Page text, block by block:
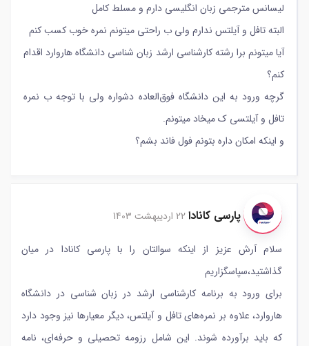
لیسانس مترجمی زبان انگلیسی دارم و مسلط کامل
البته تافل و آیلتس ندارم ولی ب راحتی میتونم نمره خوب کسب کنم
آیا میتونم برا رشته کارشناسی ارشد زبان شناسی دانشگاه هاروارد اقدام
کنم؟
گرچه ورود به این دانشگاه فوق‌العاده دشواره ولی با توجه ب نمره
تافل و آیلتسی ک میخاد میتونم.
و اینکه امکان داره بتونم فول فاند بشم؟
پارسی کانادا22 اردیبهشت 1403
سلام آرش عزیز از اینکه سوالتان را با پارسی کانادا در میان
گذاشتید،سپاسگزاریم
برای ورود به برنامه کارشناسی ارشد در زبان شناسی در دانشگاه
هاروارد، علاوه بر نمره‌های تافل و آیلتس، دیگر معیارها نیز وجود دارد
که باید برآورده شوند. این شامل رزومه تحصیلی و حرفه‌ای، نامه